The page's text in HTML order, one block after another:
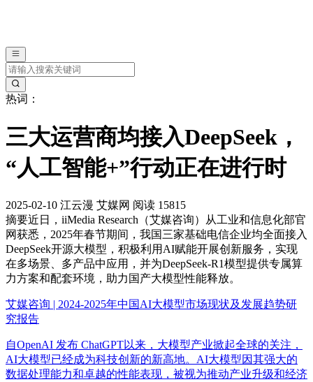
热词：
三大运营商均接入DeepSeek，
“人工智能+”行动正在进行时
2025-02-10 江云漫 艾媒网 阅读 15815
摘要近日，iiMedia Research（艾媒咨询）从工业和信息化部官
网获悉，2025年春节期间，我国三家基础电信企业均全面接入
DeepSeek开源大模型，积极利用AI赋能开展创新服务，实现
在多场景、多产品中应用，并为DeepSeek-R1模型提供专属算
力方案和配套环境，助力国产大模型性能释放。
艾媒咨询 | 2024-2025年中国AI大模型市场现状及发展趋势研
究报告
自OpenAI 发布 ChatGPT以来，大模型产业掀起全球的关注，
AI大模型已经成为科技创新的新高地。AI大模型因其强大的
数据处理能力和卓越的性能表现，被视为推动产业升级和经济